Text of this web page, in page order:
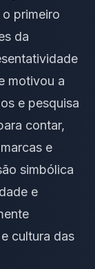
primeiro
da
motivou a
e pesquisa
contar,
e
simbólica
e
cultura das